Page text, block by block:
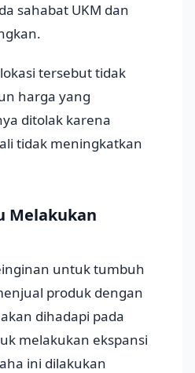
sahabat UKM dan
tersebut tidak
harga yang
ditolak karena
tidak meningkatkan
Melakukan
untuk tumbuh
produk dengan
dihadapi pada
melakukan ekspansi
ini dilakukan